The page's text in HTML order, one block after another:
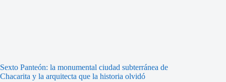
Sexto Panteón: la monumental ciudad subterránea de
Chacarita y la arquitecta que la historia olvidó